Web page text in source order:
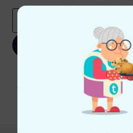
Jetzt
Mit Klick auf „Jetzt anmelden“
Werbung und einer Messung des E-
Abmeldung ist jederzeit möglich.
unseren
* Pflichtfeld